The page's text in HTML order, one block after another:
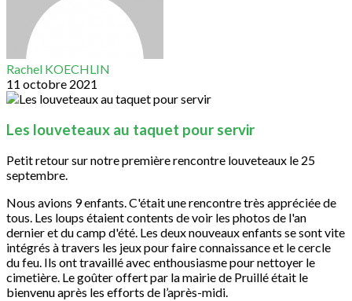
Rachel KOECHLIN
11 octobre 2021
Les louveteaux au taquet pour servir
Petit retour sur notre première rencontre louveteaux le 25
septembre.
Nous avions 9 enfants. C'était une rencontre très appréciée de
tous. Les loups étaient contents de voir les photos de l'an
dernier et du camp d'été. Les deux nouveaux enfants se sont vite
intégrés à travers les jeux pour faire connaissance et le cercle
du feu. Ils ont travaillé avec enthousiasme pour nettoyer le
cimetière. Le goûter offert par la mairie de Pruillé était le
bienvenu après les efforts de l’après-midi.